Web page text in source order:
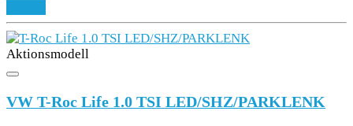
Aktionsmodell
VW T-Roc Life 1.0 TSI LED/SHZ/PARKLENK